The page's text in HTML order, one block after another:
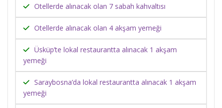
Otellerde alınacak olan 7 sabah kahvaltısı
Otellerde alınacak olan 4 akşam yemeği
Üsküp’te lokal restaurantta alınacak 1 akşam
yemeği
Saraybosna’da lokal restaurantta alınacak 1 akşam
yemeği